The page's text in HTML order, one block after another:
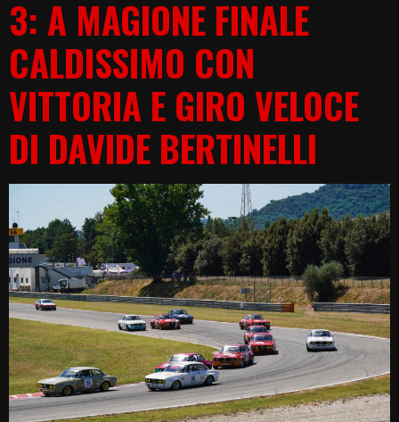
3: A MAGIONE FINALE
CALDISSIMO CON
VITTORIA E GIRO VELOCE
DI DAVIDE BERTINELLI